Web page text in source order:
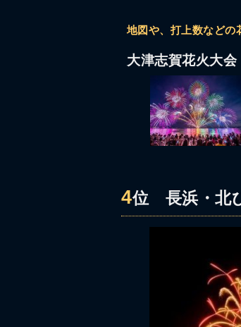
地図や、打上数などの
大津志賀花火大会
4位 長浜・北